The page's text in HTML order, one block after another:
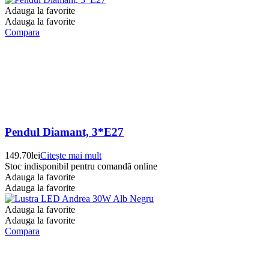
Adauga la favorite
Adauga la favorite
Compara
Pendul Diamant, 3*E27
149.70leiCitește mai mult
Stoc indisponibil pentru comandă online
Adauga la favorite
Adauga la favorite
Adauga la favorite
Adauga la favorite
Compara